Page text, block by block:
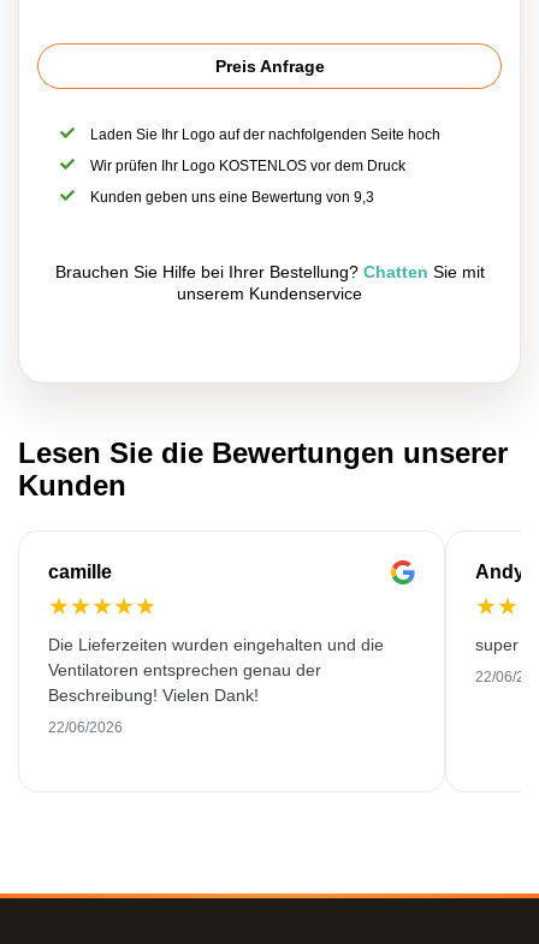
Preis Anfrage
Laden Sie Ihr Logo auf der nachfolgenden Seite hoch
Wir prüfen Ihr Logo KOSTENLOS vor dem Druck
Kunden geben uns eine Bewertung von 9,3
Brauchen Sie Hilfe bei Ihrer Bestellung? Chatten Sie mit
unserem Kundenservice
Lesen Sie die Bewertungen unserer
Kunden
camille
★★★★★
Die Lieferzeiten wurden eingehalten und die
Ventilatoren entsprechen genau der
Beschreibung! Vielen Dank!
22/06/2026
Andy
★★
super
22/06/